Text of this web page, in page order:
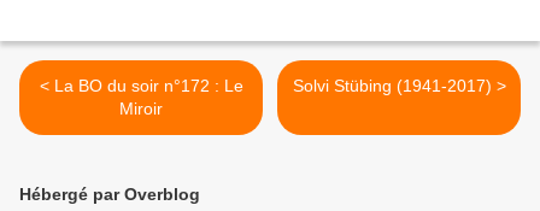
< La BO du soir n°172 : Le
Miroir
Solvi Stübing (1941-2017) >
Hébergé par Overblog